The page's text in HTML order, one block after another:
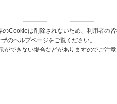
Cookieは削除されないため、利用者の
のヘルプページをご覧ください。
できない場合などがありますのでご注意